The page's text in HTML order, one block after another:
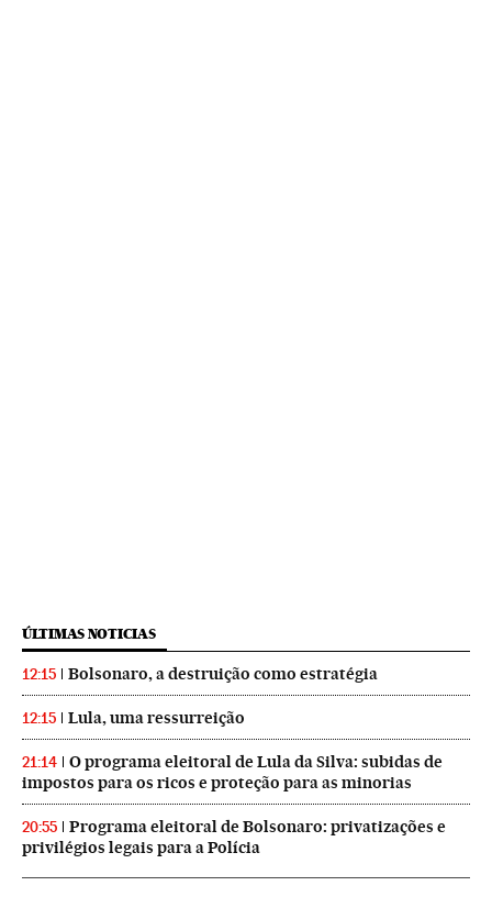
ÚLTIMAS NOTICIAS
12:15 Bolsonaro, a destruição como estratégia
12:15 Lula, uma ressurreição
21:14
O programa eleitoral de Lula da Silva: subidas de
impostos para os ricos e proteção para as minorias
20:55
Programa eleitoral de Bolsonaro: privatizações e
privilégios legais para a Polícia